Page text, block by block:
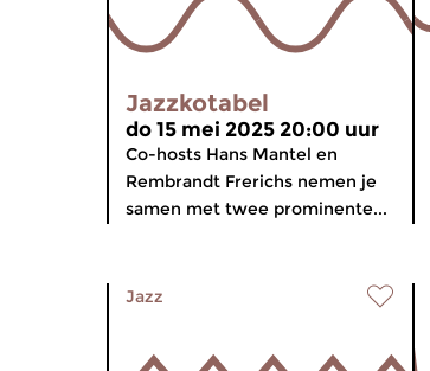
Jazzkotabel
do 15 mei 2025 20:00 uur
Co-hosts Hans Mantel en
Rembrandt Frerichs nemen je
samen met twee prominente...
Jazz